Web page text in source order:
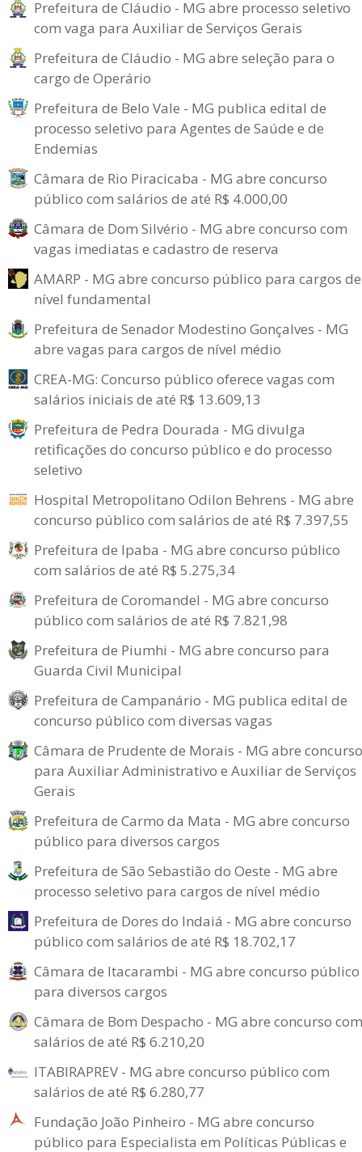
Prefeitura de Cláudio - MG abre processo seletivo
com vaga para Auxiliar de Serviços Gerais
Prefeitura de Cláudio - MG abre seleção para o
cargo de Operário
Prefeitura de Belo Vale - MG publica edital de
processo seletivo para Agentes de Saúde e de
Endemias
Câmara de Rio Piracicaba - MG abre concurso
público com salários de até R$ 4.000,00
Câmara de Dom Silvério - MG abre concurso com
vagas imediatas e cadastro de reserva
AMARP - MG abre concurso público para cargos de
nível fundamental
Prefeitura de Senador Modestino Gonçalves - MG
abre vagas para cargos de nível médio
CREA-MG: Concurso público oferece vagas com
salários iniciais de até R$ 13.609,13
Prefeitura de Pedra Dourada - MG divulga
retificações do concurso público e do processo
seletivo
Hospital Metropolitano Odilon Behrens - MG abre
concurso público com salários de até R$ 7.397,55
Prefeitura de Ipaba - MG abre concurso público
com salários de até R$ 5.275,34
Prefeitura de Coromandel - MG abre concurso
público com salários de até R$ 7.821,98
Prefeitura de Piumhi - MG abre concurso para
Guarda Civil Municipal
Prefeitura de Campanário - MG publica edital de
concurso público com diversas vagas
Câmara de Prudente de Morais - MG abre concurso
para Auxiliar Administrativo e Auxiliar de Serviços
Gerais
Prefeitura de Carmo da Mata - MG abre concurso
público para diversos cargos
Prefeitura de São Sebastião do Oeste - MG abre
processo seletivo para cargos de nível médio
Prefeitura de Dores do Indaiá - MG abre concurso
público com salários de até R$ 18.702,17
Câmara de Itacarambi - MG abre concurso público
para diversos cargos
Câmara de Bom Despacho - MG abre concurso com
salários de até R$ 6.210,20
ITABIRAPREV - MG abre concurso público com
salários de até R$ 6.280,77
Fundação João Pinheiro - MG abre concurso
público para Especialista em Políticas Públicas e